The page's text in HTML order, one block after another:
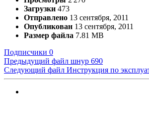
Загрузки 473
Отправлено 13 сентября, 2011
Опубликован 13 сентября, 2011
Размер файла 7.81 MB
Подписчики 0
Предыдущий файл шнур 690
Следующий файл Инструкция по